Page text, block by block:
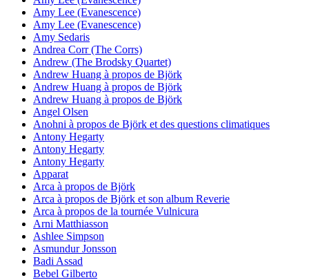
Amy Lee (Evanescence)
Amy Lee (Evanescence)
Amy Sedaris
Andrea Corr (The Corrs)
Andrew (The Brodsky Quartet)
Andrew Huang à propos de Björk
Andrew Huang à propos de Björk
Andrew Huang à propos de Björk
Angel Olsen
Anohni à propos de Björk et des questions climatiques
Antony Hegarty
Antony Hegarty
Antony Hegarty
Apparat
Arca à propos de Björk
Arca à propos de Björk et son album Reverie
Arca à propos de la tournée Vulnicura
Arni Matthiasson
Ashlee Simpson
Asmundur Jonsson
Badi Assad
Bebel Gilberto